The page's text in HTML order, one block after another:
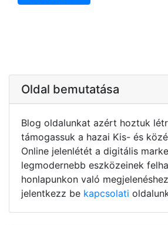
Oldal bemutatása
Blog oldalunkat azért hoztuk
támogassuk a hazai Kis- és
Online jelenlétét a digitális
legmodernebb eszközeinek
honlapunkon való
jelentkezz be kapcsolati